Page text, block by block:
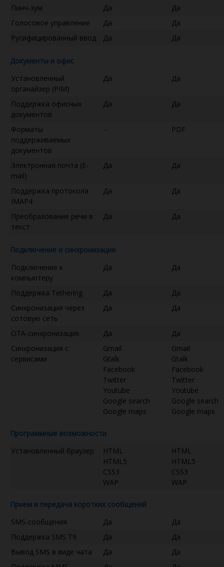
Пинч-зум
Да
Да
Голосовое управление
Да
Да
Русифицированный ввод
Да Да
Документы и офис
Установленный
органайзер (PIM)
Да Да
Поддержка офисных
документов
Да Да
Форматы
поддерживаемых
документов
-- PDF
Электронная почта (E-
mail)
Да Да
Поддержка протокола
IMAP4
Да Да
Преобразование речи в
текст
Да Да
Подключение и синхронизация
Подключение к
компьютеру
Да Да
Поддержка Tethering Да
Да
Синхронизация через
сотовую сеть
Да Да
OTA-синхронизация Да
Да
Синхронизация с
сервисами
Gmail
Gtalk
Facebook
Twitter
Youtube
Google search
Google maps
Gmail
Gtalk
Facebook
Twitter
Youtube
Google search
Google maps
Программные возможности
Установленный браузер
HTML
HTML5
CSS3
WAP
HTML
HTML5
CSS3
WAP
Прием и передача коротких сообщений
SMS-сообщения
Да
Да
Поддержка SMS T9
Да
Да
Вывод SMS в виде чата
Да
Да